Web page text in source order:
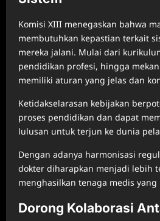
Komisi XIII menegaskan bahwa
membutuhkan kepastian terkait
mereka jalani. Mulai dari
pendidikan profesi, hingga
memiliki aturan yang jelas dan
Ketidakselarasan kebijakan
proses pendidikan dan dapat
lulusan untuk terjun ke dunia
Dengan adanya harmonisasi
dokter diharapkan menjadi lebih
menghasilkan tenaga medis yang
Dorong Kolaborasi